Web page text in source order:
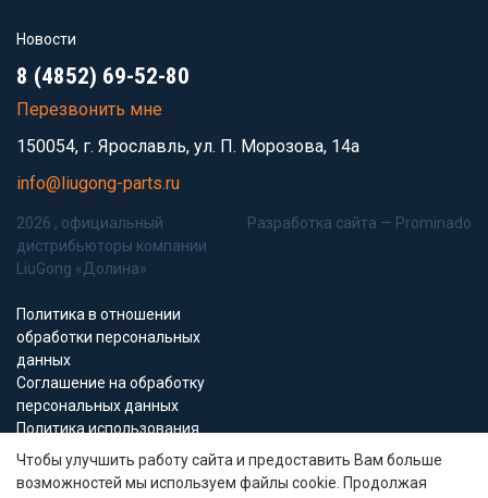
Новости
8 (4852) 69-52-80
Перезвонить мне
150054, г. Ярославль, ул. П. Морозова, 14а
info@liugong-parts.ru
2026 , официальный
дистрибьюторы компании
LiuGong «Долина»
Политика в отношении
обработки персональных
данных
Соглашение на обработку
персональных данных
Политика использования
Cookie-файлов
Разработка сайта — Prominado
Все материалы данного сайта являются объектами авторского права (в
Чтобы улучшить работу сайта и предоставить Вам больше
возможностей мы используем файлы cookie. Продолжая